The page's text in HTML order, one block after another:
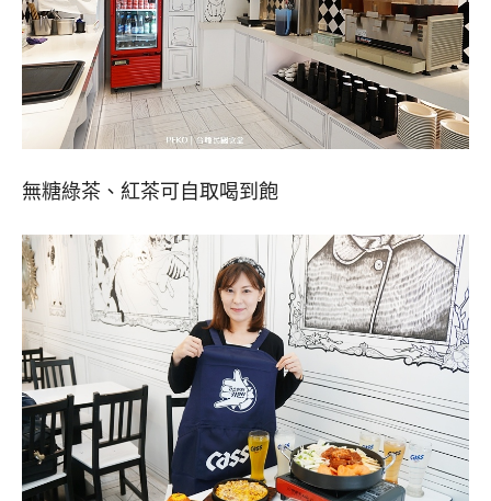
無糖綠茶、紅茶可自取喝到飽